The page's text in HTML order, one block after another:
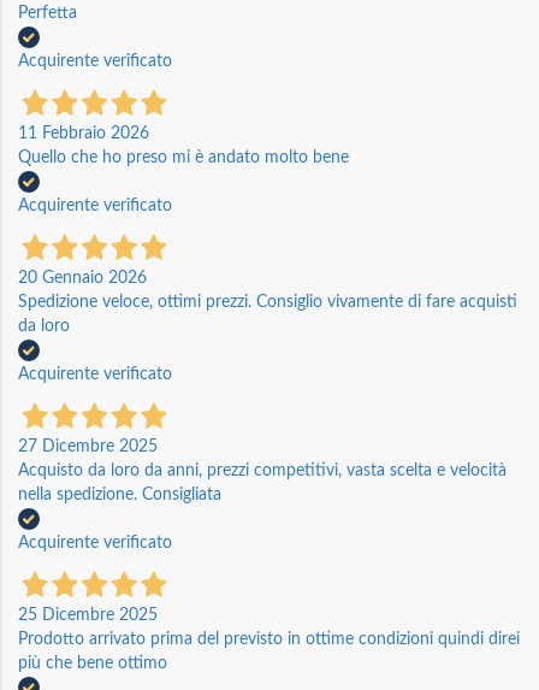
Perfetta
Acquirente verificato
11 Febbraio 2026
Quello che ho preso mi è andato molto bene
Acquirente verificato
20 Gennaio 2026
Spedizione veloce, ottimi prezzi. Consiglio vivamente di fare acquisti
da loro
Acquirente verificato
27 Dicembre 2025
Acquisto da loro da anni, prezzi competitivi, vasta scelta e velocità
nella spedizione. Consigliata
Acquirente verificato
25 Dicembre 2025
Prodotto arrivato prima del previsto in ottime condizioni quindi direi
più che bene ottimo